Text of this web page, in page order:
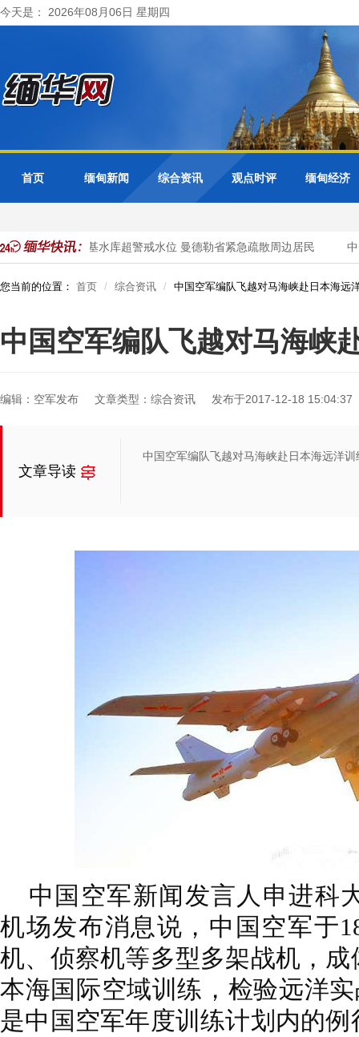
今天是： 2026年08月06日 星期四
首页 缅甸新闻 综合资讯 观点时评 缅甸经济
问 色都基水库超警戒水位 曼德勒省紧急疏散周边居民 中
您当前的位置： 首页 综合资讯 中国空军编队飞越对马海峡赴日本海远
中国空军编队飞越对马海峡
编辑：空军发布 文章类型：综合资讯 发布于2017-12-18 15:04:37
文章导读
中国空军编队飞越对马海峡赴日本海远洋训
中国空军新闻发言人申进科
机场发布消息说，中国空军于
机、侦察机等多型多架战机，
本海国际空域训练，检验远洋
是中国空军年度训练计划内的